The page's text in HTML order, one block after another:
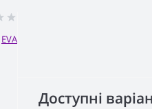
EVA
Доступні